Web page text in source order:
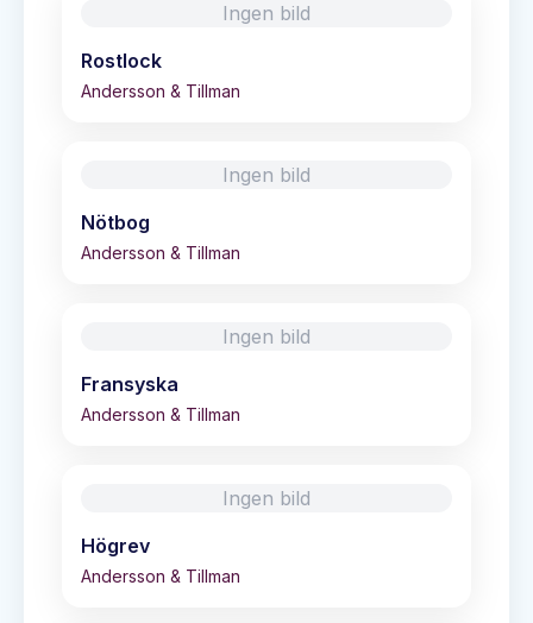
Ingen bild
Rostlock
Andersson & Tillman
Ingen bild
Nötbog
Andersson & Tillman
Ingen bild
Fransyska
Andersson & Tillman
Ingen bild
Högrev
Andersson & Tillman